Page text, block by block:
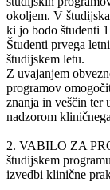
okoljem. V
ki jo bodo študenti
Študenti prvega
študijskem letu.
Z uvajanjem
programov
znanja in veščin ter
nadzorom
2. VABILO ZA
študijskem
izvedbi klinične